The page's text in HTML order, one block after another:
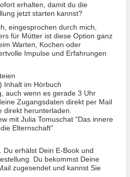
erhalten, damit du die
jetzt starten kannst?
eingesprochen durch mich,
für Mütter ist diese Option ganz
Warten, Kochen oder
Impulse und Erfahrungen
Inhalt im Hörbuch
auch wenn es gerade 3 Uhr
Zugangsdaten direkt per Mail
direkt herunterladen.
mit Julia Tomuschat "Das innere
Elternschaft"
Du erhälst Dein E-Book und
Du bekommst Deine
zugesendet und kannst Sie